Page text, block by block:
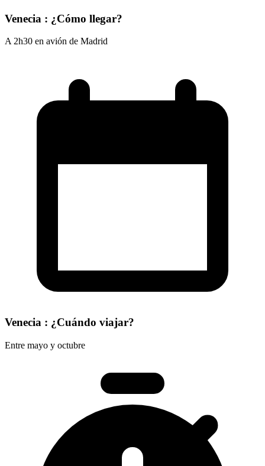
Venecia : ¿Cómo llegar?
A 2h30 en avión de Madrid
Venecia : ¿Cuándo viajar?
Entre mayo y octubre